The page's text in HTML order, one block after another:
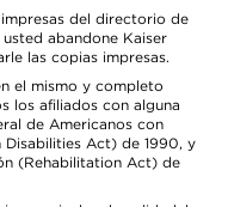
del directorio de
abandone Kaiser
las copias impresas.
el mismo y completo
los afiliados con alguna
de Americanos con
Disabilities Act) de 1990, y
(Rehabilitation Act) de